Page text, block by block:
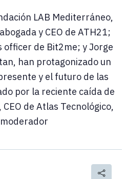
LAB Mediterráneo,
y CEO de ATH21;
officer de Bit2me; y Jorge
han protagonizado un
y el futuro de las
por la reciente caída de
de Atlas Tecnológico,